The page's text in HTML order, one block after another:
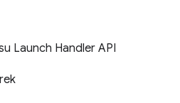
Launch Handler API